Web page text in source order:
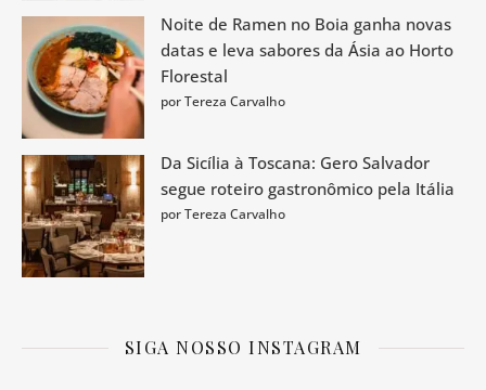
Noite de Ramen no Boia ganha novas
datas e leva sabores da Ásia ao Horto
Florestal
por Tereza Carvalho
Da Sicília à Toscana: Gero Salvador
segue roteiro gastronômico pela Itália
por Tereza Carvalho
SIGA NOSSO INSTAGRAM